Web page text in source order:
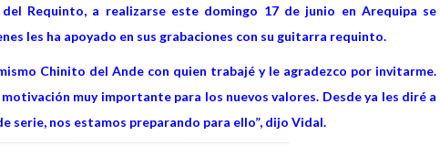
Requinto, a realizarse este domingo 17 de junio en Arequipa se
les ha apoyado en sus grabaciones con su guitarra requinto.
Chinito del Ande con quien trabajé y le agradezco por invitarme.
muy importante para los nuevos valores. Desde ya les diré a
serie, nos estamos preparando para ello”, dijo Vidal.